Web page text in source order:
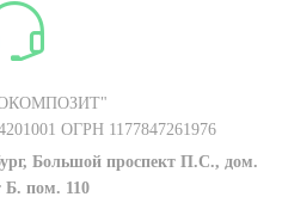
ОГРН 1177847261976
Большой проспект П.С., дом.
Б. пом. 110